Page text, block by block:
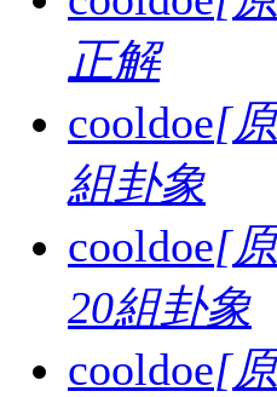
正解
cooldoe[
組卦象
cooldoe[
20組卦象
cooldoe[